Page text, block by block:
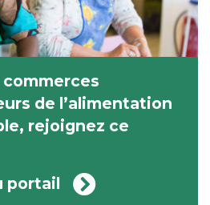
de l’alimentation
rejoignez ce
portail